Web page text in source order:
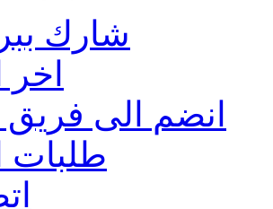
شارك
اخر
انضم الى فريق
طلبات